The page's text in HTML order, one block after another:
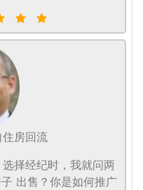
房回流
择经纪时，我就问两
出售？你是如何推广